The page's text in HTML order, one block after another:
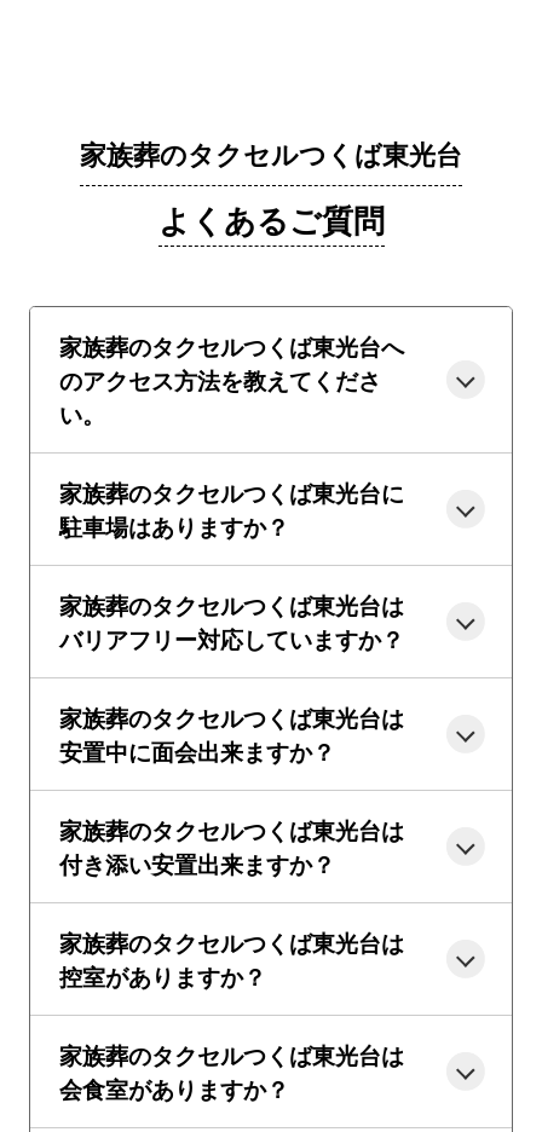
家族葬のタクセルつくば東光台
よくあるご質問
家族葬のタクセルつくば東光台へ
のアクセス方法を教えてくださ
い。
家族葬のタクセルつくば東光台に
駐車場はありますか？
家族葬のタクセルつくば東光台は
バリアフリー対応していますか？
家族葬のタクセルつくば東光台は
安置中に面会出来ますか？
家族葬のタクセルつくば東光台は
付き添い安置出来ますか？
家族葬のタクセルつくば東光台は
控室がありますか？
家族葬のタクセルつくば東光台は
会食室がありますか？